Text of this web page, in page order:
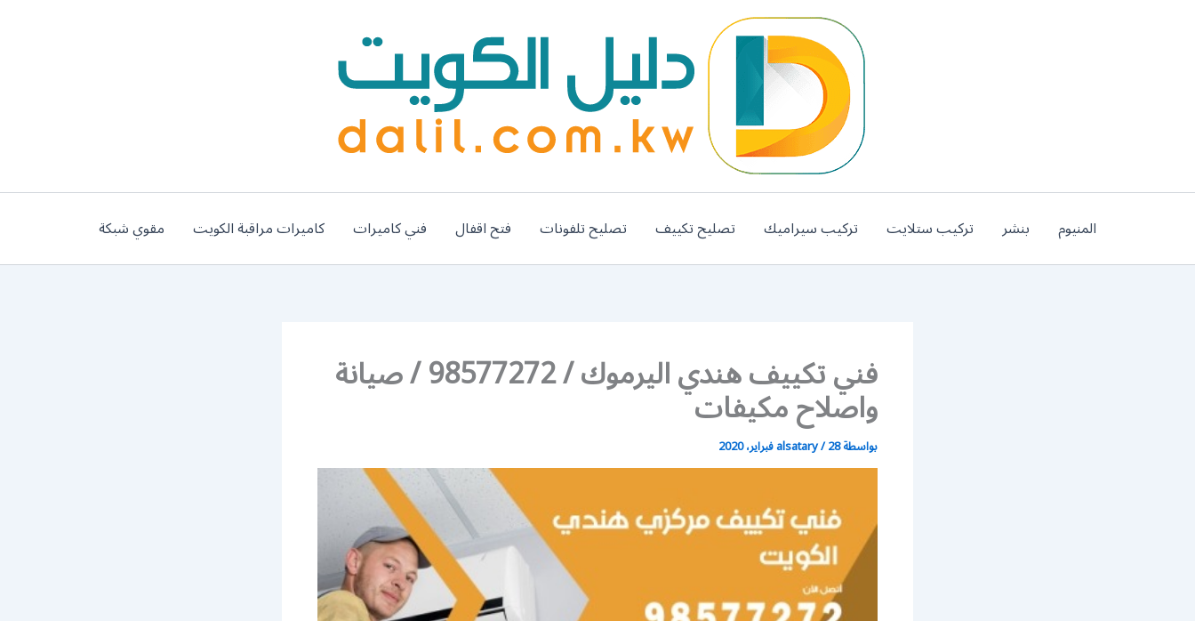
المنيوم بنشر تركيب ستلايت تركيب سيراميك تصليح تكييف تصليح تلفونات فتح اقفال فني كاميرات كاميرات مراقبة الكويت مقوي شبكة
فني تكييف هندي اليرموك / 98577272 / صيانة
واصلاح مكيفات
بواسطة alsatary/28 فبراير، 2020